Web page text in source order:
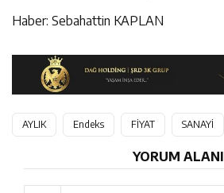
Haber: Sebahattin KAPLAN
AYLIK Endeks FİYAT SANAYİ
YORUM ALANI